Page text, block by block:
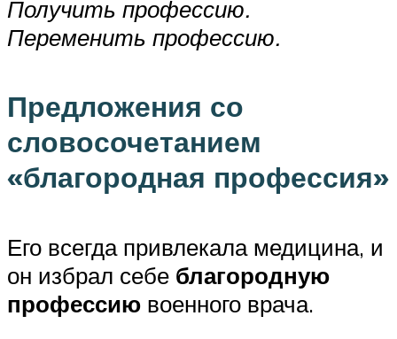
Получить профессию.
Переменить профессию.
Предложения со
словосочетанием
«благородная профессия»
Его всегда привлекала медицина, и
он избрал себе благородную
профессию военного врача.